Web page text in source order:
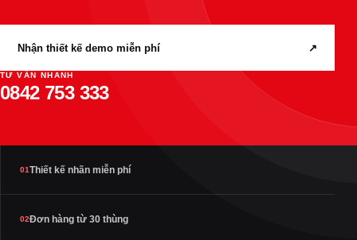
Nhận thiết kế demo miễn phí ↗
TƯ VẤN NHANH
0842 753 333
01Thiết kế nhãn miễn phí
02Đơn hàng từ 30 thùng